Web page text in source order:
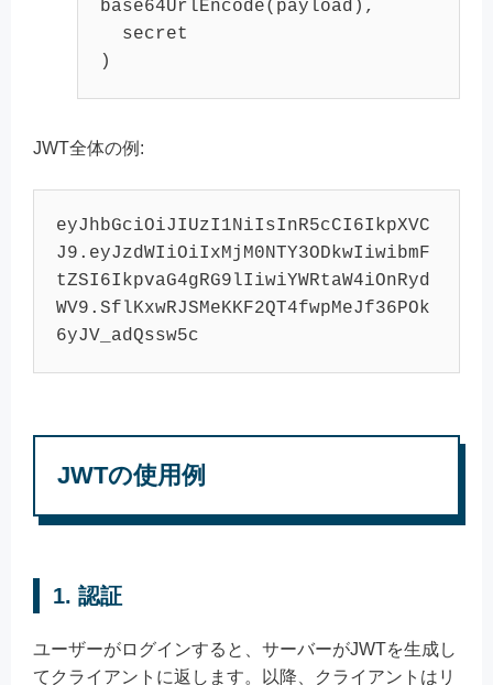
base64UrlEncode(payload),
JWT全体の例:
eyJhbGciOiJIUzI1NiIsInR5cCI6IkpXVC
J9.eyJzdWIiOiIxMjM0NTY3ODkwIiwibmF
tZSI6IkpvaG4gRG9lIiwiYWRtaW4iOnRyd
WV9.SflKxwRJSMeKKF2QT4fwpMeJf36POk
JWTの使用例
1. 認証
ユーザーがログインすると、サーバーがJWTを生成し
てクライアントに返します。以降、クライアントはリ